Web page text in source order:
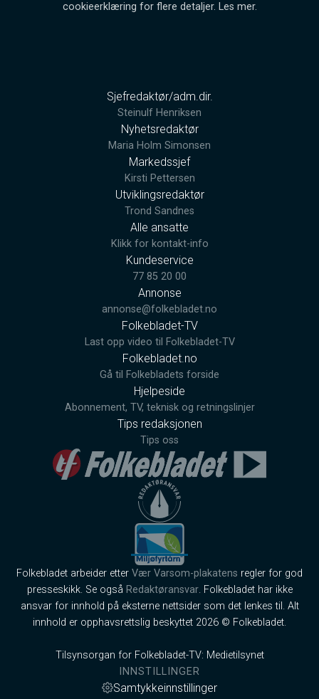
cookieerklæring for flere detaljer. Les mer.
Sjefredaktør/adm.dir.
Steinulf Henriksen
Nyhetsredaktør
Maria Holm Simonsen
Markedssjef
Kirsti Pettersen
Utviklingsredaktør
Trond Sandnes
Alle ansatte
Klikk for kontakt-info
Kundeservice
77 85 20 00
Annonse
annonse@folkebladet.no
Folkebladet-TV
Last opp video til Folkebladet-TV
Folkebladet.no
Gå til Folkebladets forside
Hjelpeside
Abonnement, TV, teknisk og retningslinjer
Tips redaksjonen
Tips oss
Folkebladet arbeider etter Vær Varsom-plakatens regler for god
presseskikk. Se også Redaktøransvar. Folkebladet har ikke
ansvar for innhold på eksterne nettsider som det lenkes til. Alt
innhold er opphavsrettslig beskyttet 2026 © Folkebladet.
Tilsynsorgan for Folkebladet-TV: Medietilsynet
INNSTILLINGER
Samtykkeinnstillinger